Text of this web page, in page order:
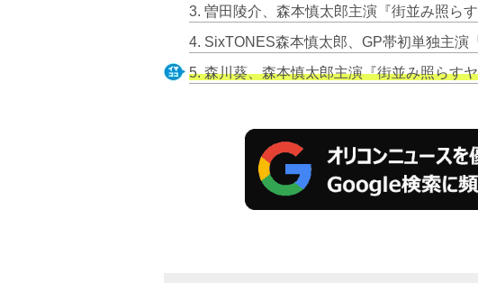
5. 森川葵、森本慎太郎主演『街並み照らすヤツ